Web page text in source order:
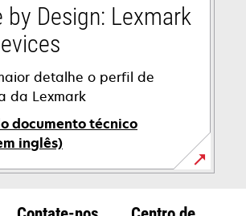
by Design: Lexmark
detalhe o perfil de
da Lexmark
documento técnico
inglês)